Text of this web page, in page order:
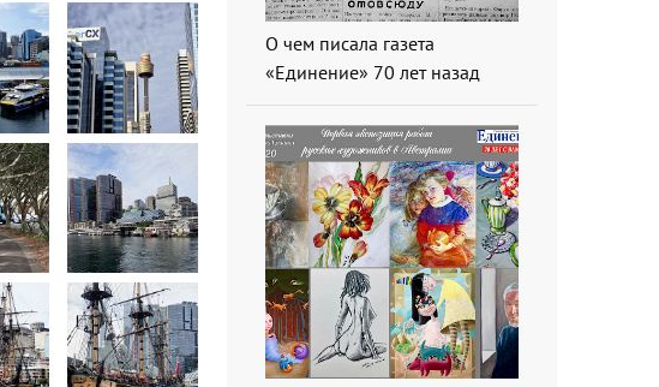
О чем писала газета
«Единение» 70 лет назад